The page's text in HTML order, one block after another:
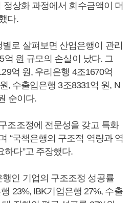
정상화 과정에서 회수금액이 더
다.
로 살펴보면 산업은행이 관리
억 원 규모의 손실이 났다. 그
억 원, 우리은행 4조1670억
, 수출입은행 3조8331억 원, N
순이다.
조조정에 전문성을 갖고 특화
“국책은행의 구조적 역량과 역
하다”고 주장했다.
인 기업의 구조조정 성공률
23%, IBK기업은행 27%, 수출